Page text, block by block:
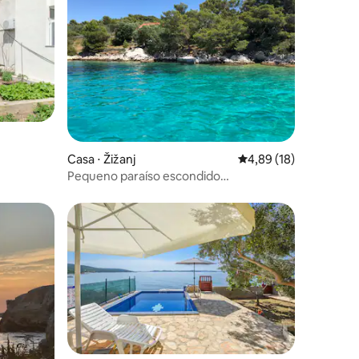
Casa ⋅ Žižanj 4,89 de uma
4,89 (18)
Pequeno paraíso escondido